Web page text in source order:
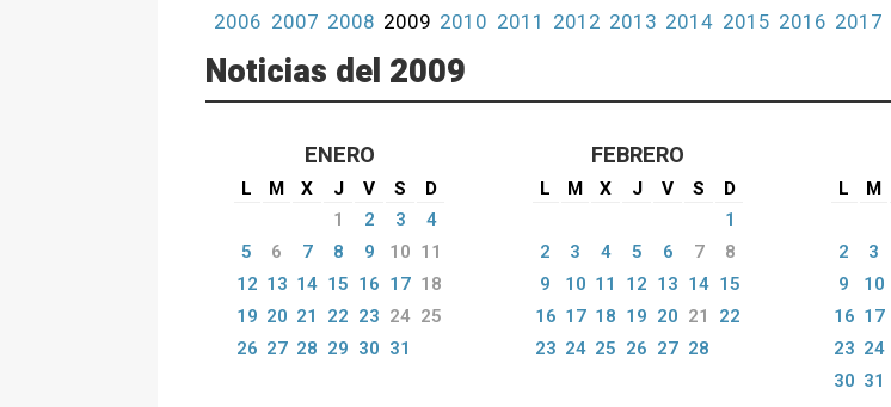
2006 2007 2008 2009 2010 2011 2012 2013 2014 2015 2016 2017
Noticias del 2009
ENERO
L M X J V S
D
1
2 3
4
5
6 7 8 9 10 11
12 13 14 15 16 17 18
19 20 21 22 23 24 25
26 27 28 29 30 31
FEBRERO
L M X J V S
D
1
2
3 4 5 6 7
8
9
10 11 12 13 14 15
16 17 18 19 20 21 22
23 24 25 26 27 28
L M
2
3
9
10
16 17
23 24
30 31